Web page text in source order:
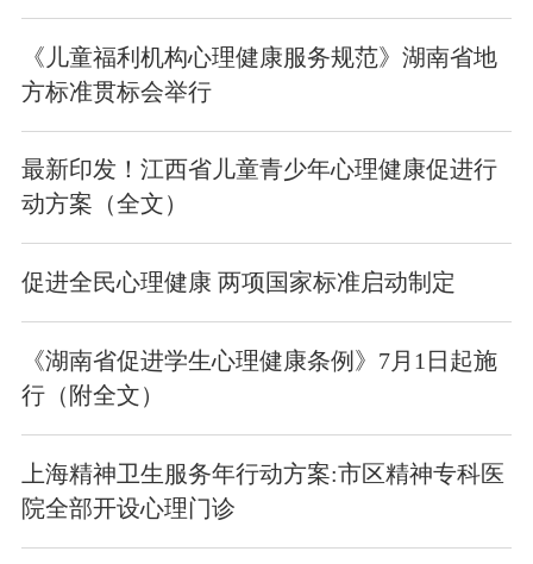
《儿童福利机构心理健康服务规范》湖南省地
方标准贯标会举行
最新印发！江西省儿童青少年心理健康促进行
动方案（全文）
促进全民心理健康 两项国家标准启动制定
《湖南省促进学生心理健康条例》7月1日起施
行（附全文）
上海精神卫生服务年行动方案:市区精神专科医
院全部开设心理门诊